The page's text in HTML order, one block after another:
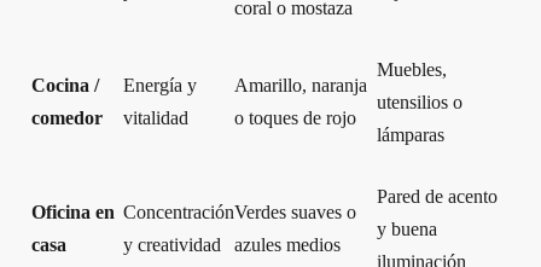
coral o mostaza
Cocina /
comedor
Energía y
vitalidad
Amarillo, naranja
o toques de rojo
Muebles,
utensilios o
lámparas
Oficina en
casa
Concentración
y creatividad
Verdes suaves o
azules medios
Pared de acento
y buena
iluminación